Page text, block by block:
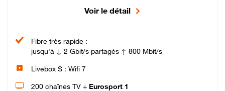
Voir le détail
Fibre très rapide :
jusqu'à ↓ 2 Gbit/s partagés ↑ 800 Mbit/s
Livebox S : Wifi 7
200 chaînes TV + Eurosport 1